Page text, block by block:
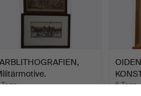
5 Tage